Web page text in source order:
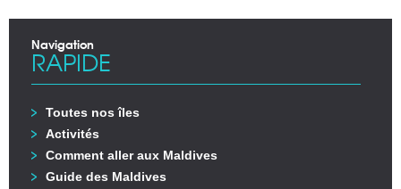
Navigation
RAPIDE
Toutes nos îles
Activités
Comment aller aux Maldives
Guide des Maldives